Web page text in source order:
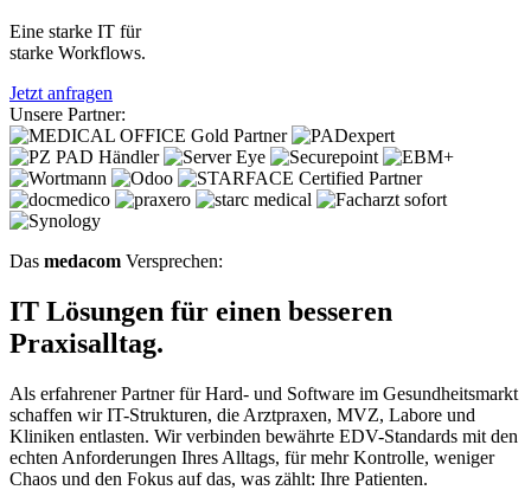
Eine starke IT für
starke Workflows.
Jetzt anfragen
Unsere Partner:
Das medacom Versprechen:
IT Lösungen für einen besseren
Praxisalltag.
Als erfahrener Partner für Hard- und Software im Gesundheitsmarkt
schaffen wir IT-Strukturen, die Arztpraxen, MVZ, Labore und
Kliniken entlasten. Wir verbinden bewährte EDV-Standards mit den
echten Anforderungen Ihres Alltags, für mehr Kontrolle, weniger
Chaos und den Fokus auf das, was zählt: Ihre Patienten.